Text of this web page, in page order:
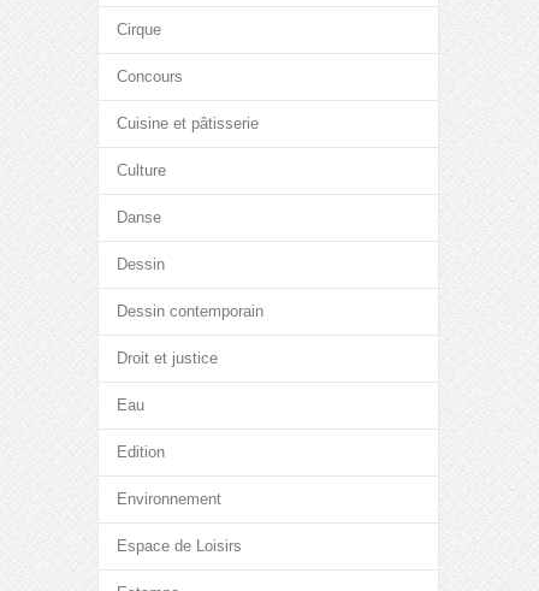
Cirque
Concours
Cuisine et pâtisserie
Culture
Danse
Dessin
Dessin contemporain
Droit et justice
Eau
Edition
Environnement
Espace de Loisirs